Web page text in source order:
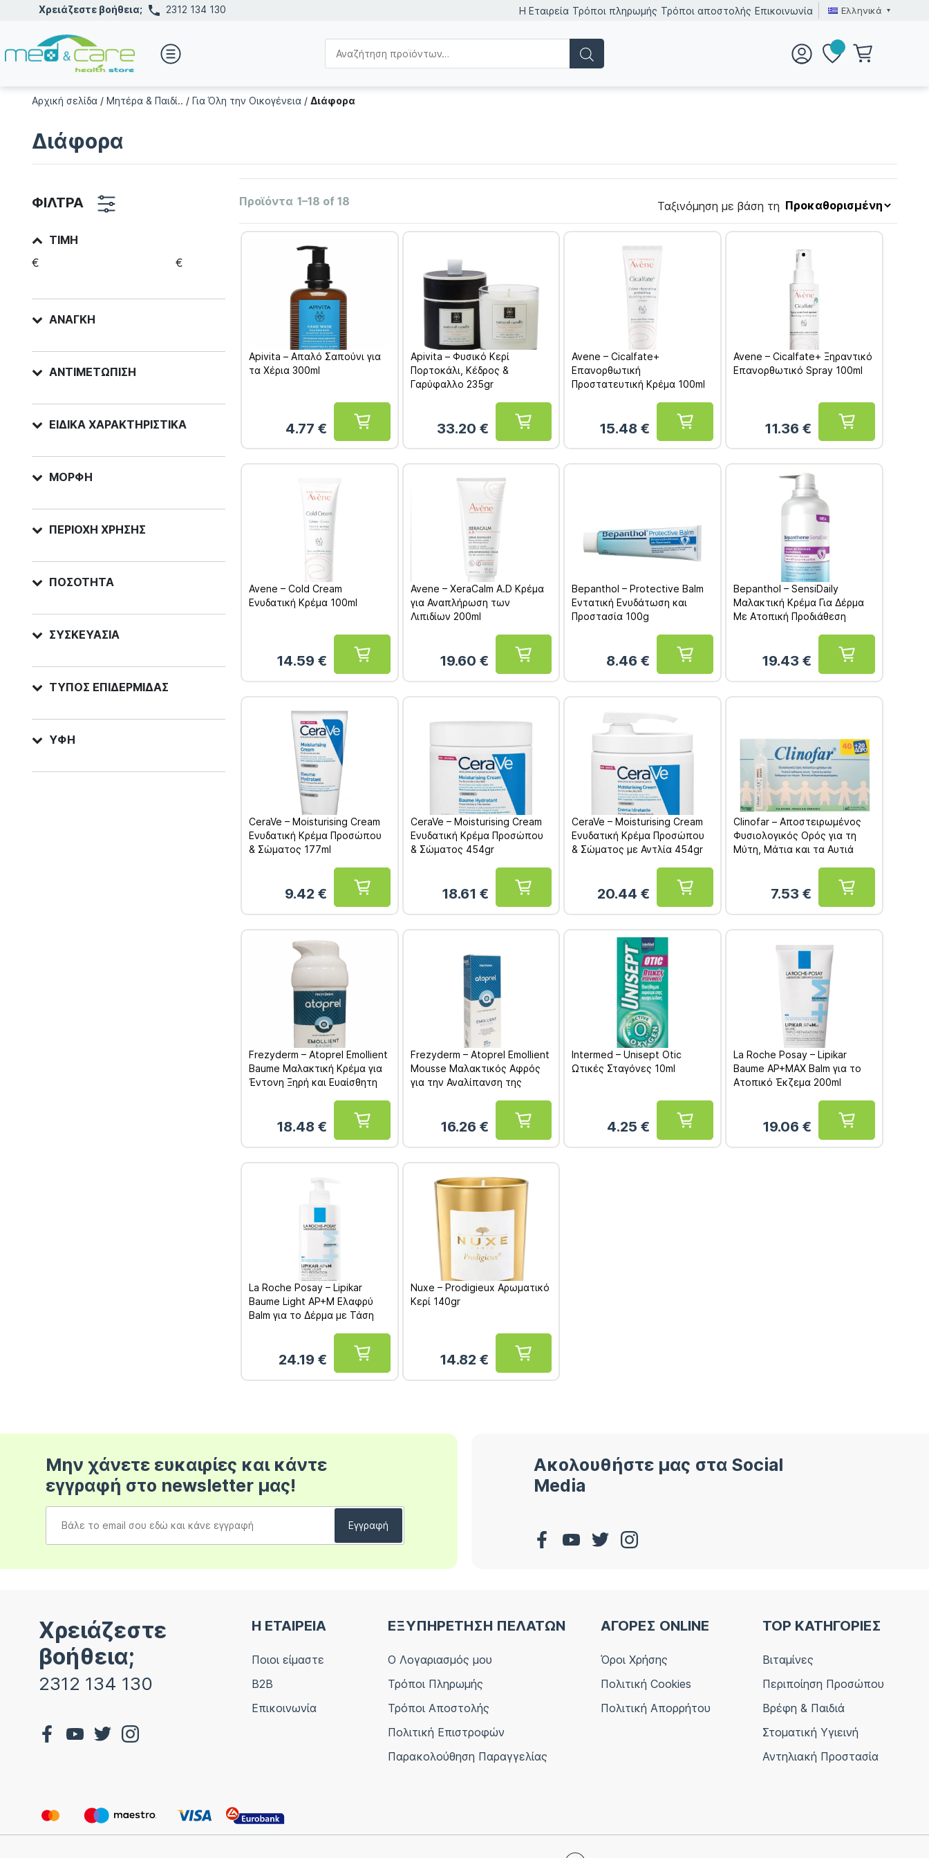
Χρειάζεστε βοήθεια; 2312 134 130 Η Εταιρεία Τρόποι πληρωμής Τρόποι αποστολής Επικοινωνία Ελληνικά
Αρχική σελίδα/ Μητέρα & Παιδί.. / Για Όλη την Οικογένεια/ Διάφορα
Διάφορα
ΦΙΛΤΡΑ
ΤΙΜΉ
€
€
ΑΝΆΓΚΗ
ΑΝΤΙΜΕΤΏΠΙΣΗ
ΕΙΔΙΚΆ ΧΑΡΑΚΤΗΡΙΣΤΙΚΆ
ΜΟΡΦΉ
ΠΕΡΙΟΧΉ ΧΡΉΣΗΣ
ΠΟΣΌΤΗΤΑ
ΣΥΣΚΕΥΑΣΊΑ
ΤΎΠΟΣ ΕΠΙΔΕΡΜΊΔΑΣ
ΥΦΉ
Προϊόντα 1–18 of 18 Ταξινόμηση με βάση τη
Apivita – Απαλό Σαπούνι για
τα Χέρια 300ml
4.77 €
Apivita – Φυσικό Κερί
Πορτοκάλι, Κέδρος &
Γαρύφαλλο 235gr
33.20 €
Avene – Cicalfate+
Επανορθωτική
Προστατευτική Κρέμα 100ml
15.48€
Avene – Cicalfate+ Ξηραντικό
Επανορθωτικό Spray 100ml
11.36 €
Avene – Cold Cream
Ενυδατική Κρέμα 100ml
14.59 €
Avene – XeraCalm A.D Κρέμα
για Αναπλήρωση των
Λιπιδίων 200ml
19.60 €
Bepanthol – Protective Balm
Εντατική Ενυδάτωση και
Προστασία 100g
8.46€
Bepanthol – SensiDaily
Μαλακτική Κρέμα Για Δέρμα
Με Ατοπική Προδιάθεση
19.43 €
CeraVe – Moisturising Cream
Ενυδατική Κρέμα Προσώπου
& Σώματος 177ml
9.42 €
CeraVe – Moisturising Cream
Ενυδατική Κρέμα Προσώπου
& Σώματος 454gr
18.61 €
CeraVe – Moisturising Cream
Ενυδατική Κρέμα Προσώπου
& Σώματος με Αντλία 454gr
20.44€
Clinofar – Αποστειρωμένος
Φυσιολογικός Ορός για τη
Μύτη, Μάτια και τα Αυτιά
7.53 €
Frezyderm – Atoprel Emollient
Baume Μαλακτική Κρέμα για
Έντονη Ξηρή και Ευαίσθητη
18.48 €
Frezyderm – Atoprel Emollient
Mousse Μαλακτικός Αφρός
για την Αναλίπανση της
16.26 €
Intermed – Unisept Otic
Ωτικές Σταγόνες 10ml
4.25€
La Roche Posay – Lipikar
Baume AP+MAX Balm για το
Ατοπικό Έκζεμα 200ml
19.06 €
La Roche Posay – Lipikar
Baume Light AP+M Ελαφρύ
Balm για το Δέρμα με Τάση
24.19 €
Nuxe – Prodigieux Αρωματικό
Κερί 140gr
14.82 €
Μην χάνετε ευκαιρίες και κάντε
εγγραφή στο newsletter μας!
Ακολουθήστε μας στα Social
Media
Χρειάζεστε
βοήθεια;
2312 134 130
Η ΕΤΑΙΡΕΙΑ
Ποιοι είμαστε
B2B
Επικοινωνία
ΕΞΥΠΗΡΕΤΗΣΗ ΠΕΛΑΤΩΝ
Ο Λογαριασμός μου
Τρόποι Πληρωμής
Τρόποι Αποστολής
Πολιτική Επιστροφών
Παρακολούθηση Παραγγελίας
ΑΓΟΡΕΣ ONLINE
Όροι Χρήσης
Πολιτική Cookies
Πολιτική Απορρήτου
TOP ΚΑΤΗΓΟΡΙΕΣ
Βιταμίνες
Περιποίηση Προσώπου
Βρέφη & Παιδιά
Στοματική Υγιεινή
Αντηλιακή Προστασία